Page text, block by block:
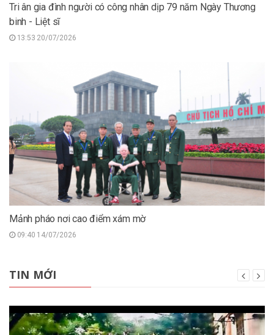
Tri ân gia đình người có công nhân dịp 79 năm Ngày Thương
binh - Liệt sĩ
13:53 20/07/2026
Mảnh pháo nơi cao điểm xám mờ
09:40 14/07/2026
TIN MỚI